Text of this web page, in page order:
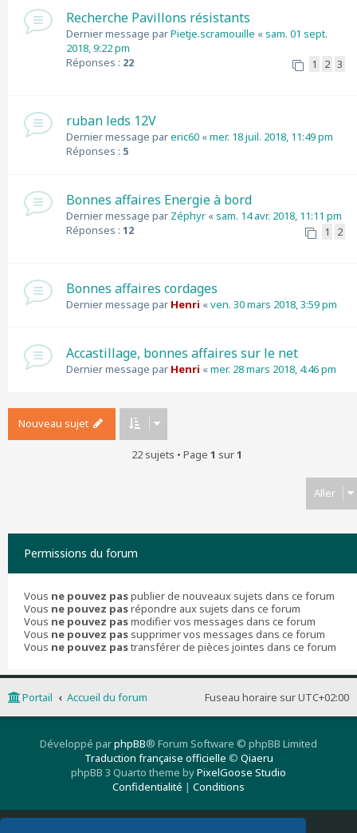
Recherche Pavillons résistants
Dernier message parPietje.scramouille «sam. 01 sept.
2018, 9:22 pm
Réponses : 22 1 2 3
ruban leds 12V
Dernier message pareric60 «mer. 18 juil. 2018, 11:49 pm
Réponses : 5
Bonnes affaires Energie à bord
Dernier message par Zéphyr «sam. 14 avr. 2018, 11:11 pm
Réponses : 12 1 2
Bonnes affaires cordages
Dernier message par Henri «ven. 30 mars 2018, 3:59 pm
Accastillage, bonnes affaires sur le net
Dernier message par Henri «mer. 28 mars 2018, 4:46 pm
Nouveau sujet
22 sujets • Page 1 sur1
Aller
Permissions du forum
Vous ne pouvez paspublier de nouveaux sujets dans ce forum
Vous ne pouvez pasrépondre aux sujets dans ce forum
Vous ne pouvez pasmodifier vos messages dans ce forum
Vous ne pouvez pas supprimer vos messages dans ce forum
Vous ne pouvez pastransférer de pièces jointes dans ce forum
Fuseau horaire surUTC+02:00
Portail Accueil du forum
Développé parphpBB® Forum Software © phpBB Limited
Traduction française officielle © Qiaeru
phpBB 3 Quarto theme byPixelGoose Studio
Confidentialité | Conditions